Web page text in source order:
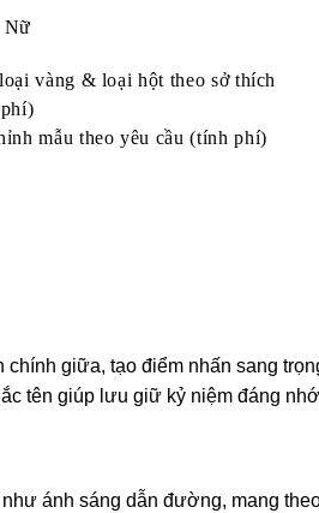
Nữ
vàng & loại hột theo sở thích
mẫu theo yêu cầu (tính phí)
giữa, tạo điểm nhấn sang
tên giúp lưu giữ kỷ niệm đáng
ánh sáng dẫn đường, mang